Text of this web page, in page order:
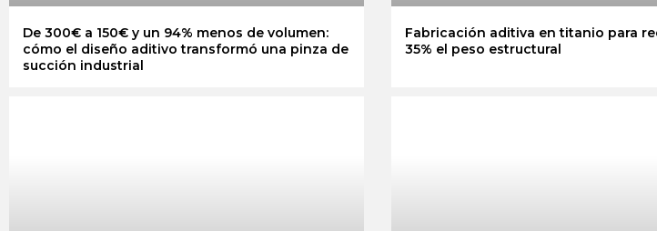
De 300€ a 150€ y un 94% menos de volumen:
cómo el diseño aditivo transformó una pinza de
succión industrial
Fabricación aditiva en titanio para
35% el peso estructural